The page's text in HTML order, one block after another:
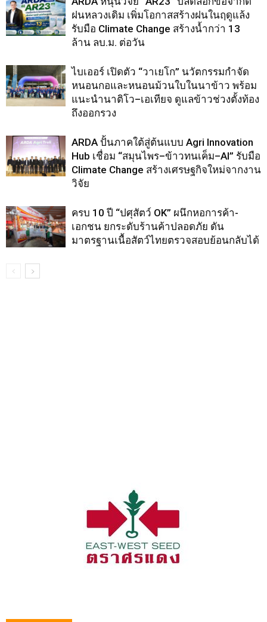
ฝนหลวงเดิม เพิ่มโอกาสสร้างฝนในฤดูแล้ง
รับมือ Climate Change สร้างน้ำกว่า 13
ล้าน ลบ.ม. ต่อวัน
ไบเออร์ เปิดตัว “วาเยโก” นวัตกรรมกำจัด
หนอนกอและหนอนม้วนใบในนาข้าว พร้อม
แนะนำนาติโว–เอเทียจ ดูแลข้าวช่วงตั้งท้อง
ถึงออกรวง
ARDA ปั้นภาคใต้สู่ต้นแบบ Agri Innovation
Hub เชื่อม “สมุนไพร–ข้าวทนเค็ม–AI” รับมือ
Climate Change สร้างเศรษฐกิจใหม่จากงาน
วิจัย
ครบ 10 ปี “ปศุสัตว์ OK” ผนึกหอการค้า-
เอกชน ยกระดับร้านค้าปลอดภัย ดัน
มาตรฐานเนื้อสัตว์ไทยตรวจสอบย้อนกลับได้